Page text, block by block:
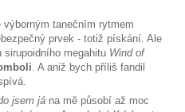
výborným tanečním rytmem
prvek - totiž pískání. Ale
sirupoidního megahitu Wind of
. A aniž bych příliš fandil
jsem já na mě působí až moc